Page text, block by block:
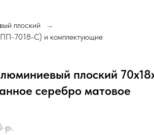
плоский →
7018-С) и комплектующие
плоский
серебро матовое
р.